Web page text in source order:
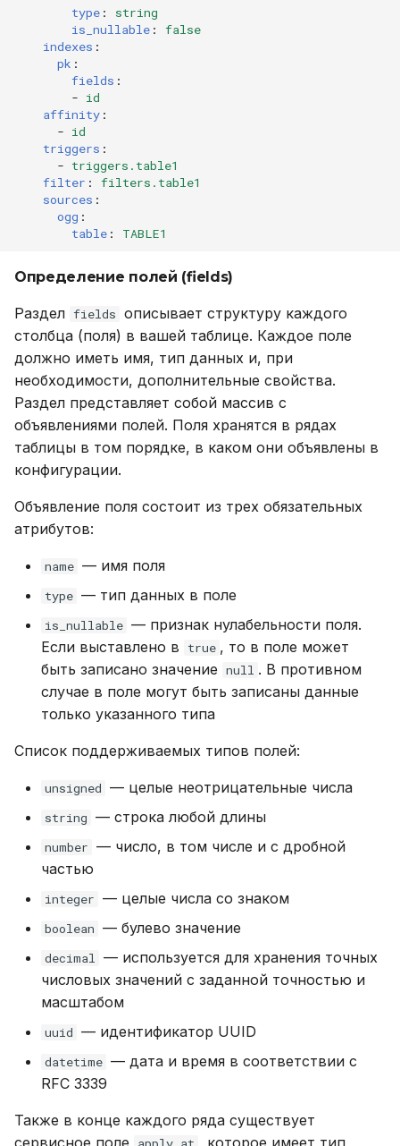
type :
string
is_nullable :
false
indexes :
pk :
fields :
- id
affinity :
- id
triggers :
- triggers.table1
filter :
filters.table1
sources :
ogg :
table : TABLE1
Определение полей (fields)
Раздел fields описывает структуру каждого
столбца (поля) в вашей таблице. Каждое поле
должно иметь имя, тип данных и, при
необходимости, дополнительные свойства.
Раздел представляет собой массив с
объявлениями полей. Поля хранятся в рядах
таблицы в том порядке, в каком они объявлены в
конфигурации.
Объявление поля состоит из трех обязательных
атрибутов:
name — имя поля
type — тип данных в поле
is_nullable — признак нулабельности поля.
Если выставлено в
true , то в поле может
быть записано значение null . В противном
случае в поле могут быть записаны данные
только указанного типа
Список поддерживаемых типов полей:
unsigned — целые неотрицательные числа
string — строка любой длины
number — число, в том числе и с дробной
частью
integer — целые числа со знаком
boolean — булево значение
decimal — используется для хранения точных
числовых значений с заданной точностью и
масштабом
uuid — идентификатор UUID
datetime — дата и время в соответствии с
RFC 3339
Также в конце каждого ряда существует